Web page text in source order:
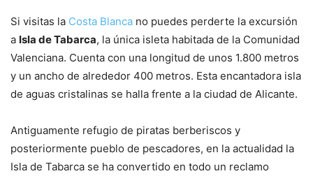
Si visitas la Costa Blanca no puedes perderte la excursión
a Isla de Tabarca, la única isleta habitada de la Comunidad
Valenciana. Cuenta con una longitud de unos 1.800 metros
y un ancho de alrededor 400 metros. Esta encantadora isla
de aguas cristalinas se halla frente a la ciudad de Alicante.
Antiguamente refugio de piratas berberiscos y
posteriormente pueblo de pescadores, en la actualidad la
Isla de Tabarca se ha convertido en todo un reclamo